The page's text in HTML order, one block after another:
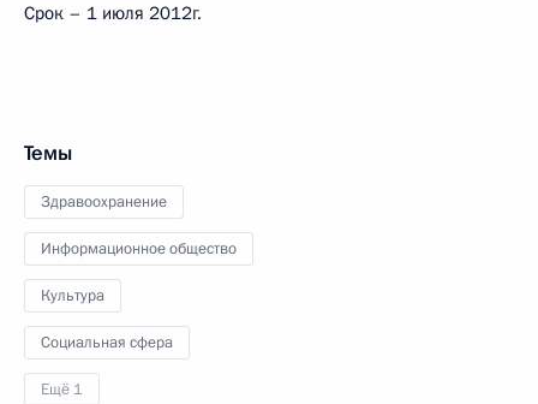
Срок – 1 июля 2012г.
Темы
Здравоохранение
Информационное общество
Культура
Социальная сфера
Ещё 1